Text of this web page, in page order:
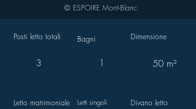
© ESPOIRE Mont-Blanc
Posti letto totali
3
Bagni
1
Dimensione
50 m²
Letto matrimoniale Letti singoli Divano letto